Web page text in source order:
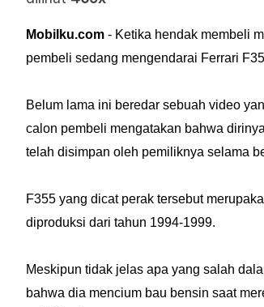
Mobilku.com - Ketika hendak membeli
pembeli sedang mengendarai Ferrari
Belum lama ini beredar sebuah video
calon pembeli mengatakan bahwa
telah disimpan oleh pemiliknya selama
F355 yang dicat perak tersebut
diproduksi dari tahun 1994-1999.
Meskipun tidak jelas apa yang salah
bahwa dia mencium bau bensin saat